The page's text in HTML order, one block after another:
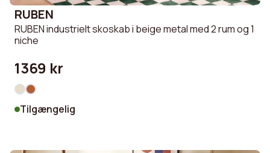
RUBEN
RUBEN industrielt skoskab i beige metal med 2 rum og 1
niche
1369 kr
Tilgængelig